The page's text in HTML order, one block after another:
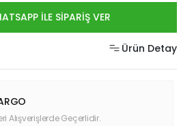
İLE SİPARİŞ VER
Ürün Detay
Alışverişlerde Geçerlidir.